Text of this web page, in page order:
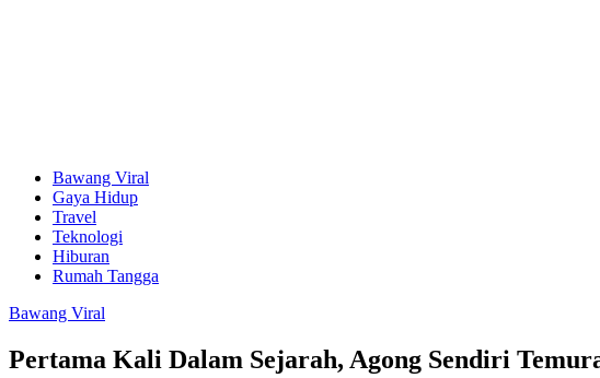
Bawang Viral
Gaya Hidup
Travel
Teknologi
Hiburan
Rumah Tangga
Bawang Viral
Pertama Kali Dalam Sejarah, Agong Sendiri